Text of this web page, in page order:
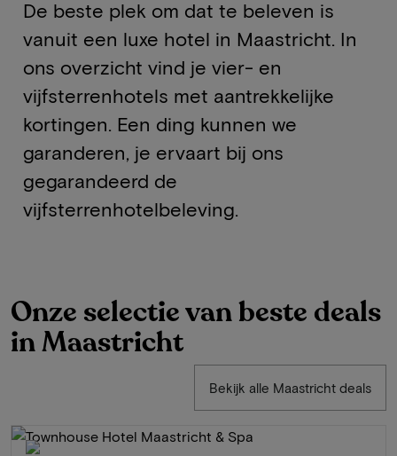
De beste plek om dat te beleven is
vanuit een luxe hotel in Maastricht. In
ons overzicht vind je vier- en
vijfsterrenhotels met aantrekkelijke
kortingen. Een ding kunnen we
garanderen, je ervaart bij ons
gegarandeerd de
vijfsterrenhotelbeleving.
Onze selectie van beste deals
in Maastricht
Bekijk alle Maastricht deals